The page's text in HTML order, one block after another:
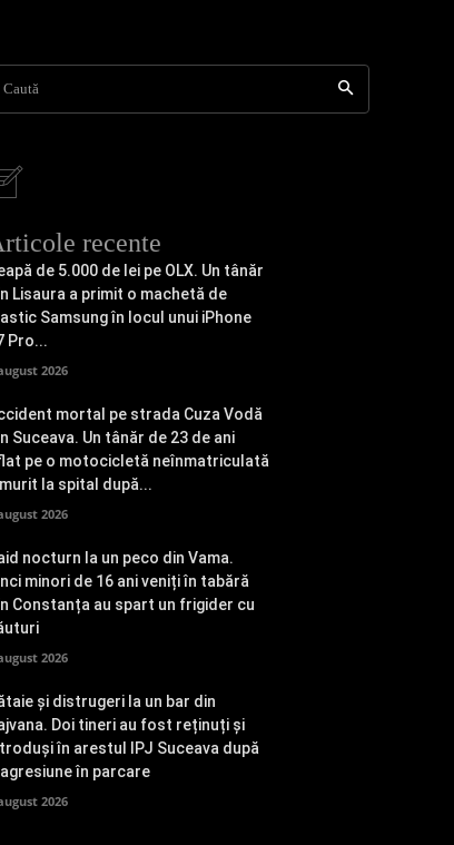
Caută
recente
de 5.000 de lei pe OLX. Un tânăr
Lisaura a primit o machetă de
Samsung în locul unui iPhone
Pro...
2026
mortal pe strada Cuza Vodă
Suceava. Un tânăr de 23 de ani
pe o motocicletă neînmatriculată
la spital după...
2026
nocturn la un peco din Vama.
minori de 16 ani veniți în tabără
Constanța au spart un frigider cu
2026
și distrugeri la un bar din
Doi tineri au fost reținuți și
în arestul IPJ Suceava după
în parcare
2026